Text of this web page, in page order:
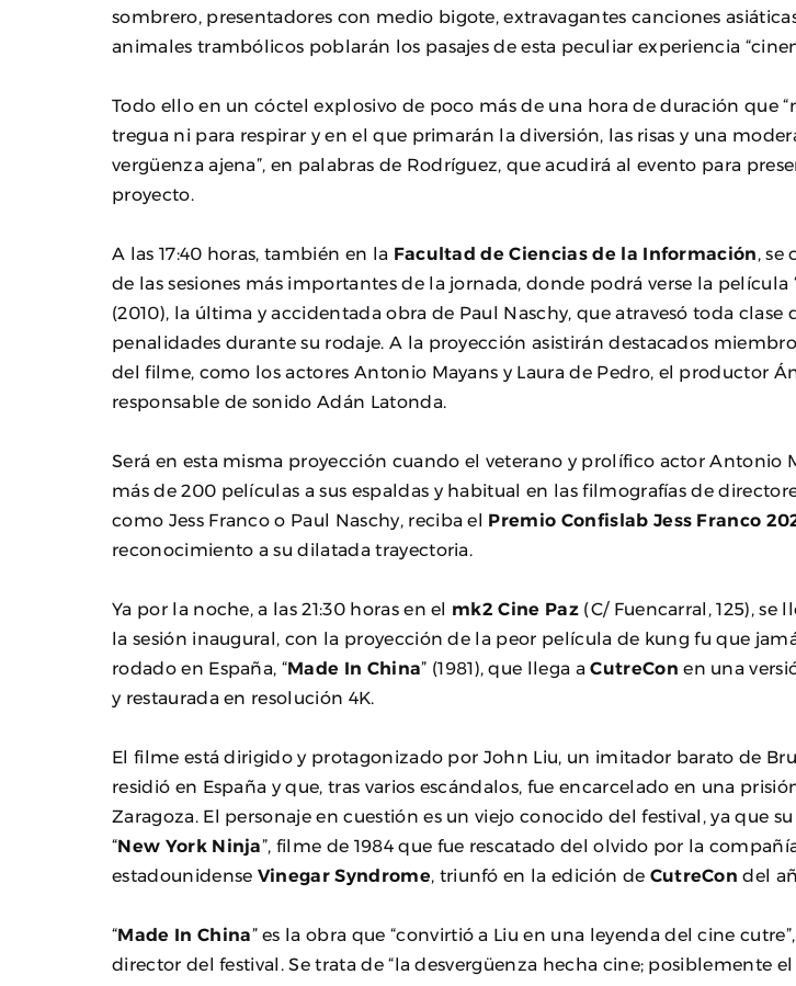
sombrero, presentadores con medio bigote, extravagantes canciones
animales trambólicos poblarán los pasajes de esta peculiar experiencia
Todo ello en un cóctel explosivo de poco más de una hora de duración que
tregua ni para respirar y en el que primarán la diversión, las risas y una
vergüenza ajena”, en palabras de Rodríguez, que acudirá al evento para
proyecto.
A las 17:40 horas, también en la Facultad de Ciencias de la Información ,
de las sesiones más importantes de la jornada, donde podrá verse la película
(2010), la última y accidentada obra de Paul Naschy, que atravesó toda clase
penalidades durante su rodaje. A la proyección asistirán destacados
del filme, como los actores Antonio Mayans y Laura de Pedro, el productor
responsable de sonido Adán Latonda.
Será en esta misma proyección cuando el veterano y prolífico actor Antonio
más de 200 películas a sus espaldas y habitual en las filmografías de
como Jess Franco o Paul Naschy, reciba el Premio Confislab Jess Franco
reconocimiento a su dilatada trayectoria.
Ya por la noche, a las 21:30 horas en el mk2 Cine Paz (C/ Fuencarral, 125), se
la sesión inaugural, con la proyección de la peor película de kung fu que
rodado en España, “Made In China” (1981), que llega aCutreConen una
y restaurada en resolución 4K.
El filme está dirigido y protagonizado por John Liu, un imitador barato de
residió en España y que, tras varios escándalos, fue encarcelado en una
Zaragoza. El personaje en cuestión es un viejo conocido del festival, ya que
“New York Ninja”, filme de 1984 que fue rescatado del olvido por la
estadounidense Vinegar Syndrome, triunfó en la edición de CutreCon del
“Made In China” es la obra que “convirtió a Liu en una leyenda del cine
director del festival. Se trata de “la desvergüenza hecha cine; posiblemente el